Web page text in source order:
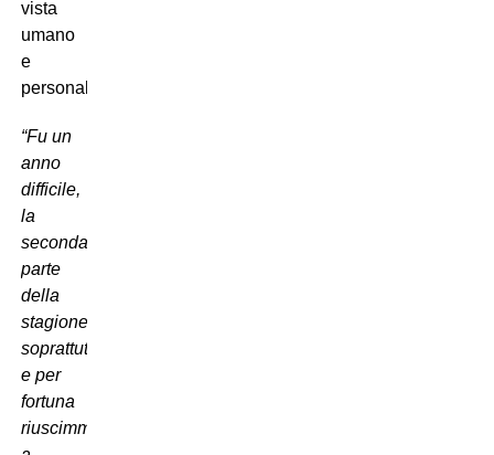
vista
umano
e
personale:
“Fu un
anno
difficile,
la
seconda
parte
della
stagione
soprattutto,
e per
fortuna
riuscimmo